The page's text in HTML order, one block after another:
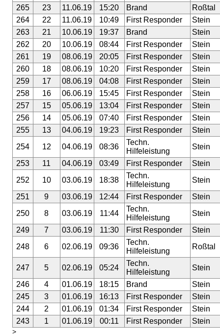
265
23 11.06.19 15:20 Brand
Roßtal
264
22 11.06.19 10:49 First Responder
Stein
263
21 10.06.19 19:37 Brand
Stein
262
20 10.06.19 08:44 First Responder
Stein
261
19 08.06.19 20:05 First Responder
Stein
260
18 08.06.19 10:20 First Responder
Stein
259
17 08.06.19 04:08 First Responder
Stein
258
16 06.06.19 15:45 First Responder
Stein
257
15 05.06.19 13:04 First Responder
Stein
256
14 05.06.19 07:40 First Responder
Stein
255
13 04.06.19 19:23 First Responder
Stein
254
12 04.06.19 08:36
Techn.
Hilfeleistung
Stein
253
11 04.06.19 03:49 First Responder
Stein
252
10 03.06.19 18:38
Techn.
Hilfeleistung
Stein
251
9 03.06.19 12:44 First Responder
Stein
250
8 03.06.19 11:44
Techn.
Hilfeleistung
Stein
249
7 03.06.19 11:30 First Responder
Stein
248
6 02.06.19 09:36
Techn.
Hilfeleistung
Roßtal
247 5 02.06.19 05:24
Techn.
Hilfeleistung
Stein
246
4 01.06.19 18:15 Brand
Stein
245
3 01.06.19 16:13 First Responder
Stein
244
2 01.06.19 01:34 First Responder
Stein
243
1 01.06.19 00:11 First Responder Stein
>